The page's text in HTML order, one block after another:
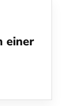
einer